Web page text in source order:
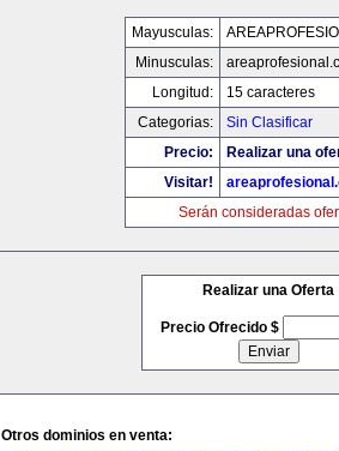
Mayusculas:
Minusculas:
Longitud:
15 caracteres
Categorias:
Sin Clasificar
Precio:
Realizar una
Visitar!
Serán consideradas
Realizar una Oferta
Precio Ofrecido $
Otros dominios en venta: